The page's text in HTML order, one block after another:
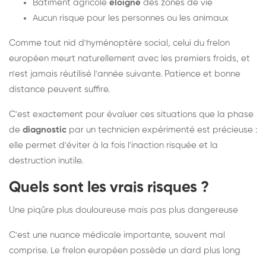
Bâtiment agricole éloigné des zones de vie
Aucun risque pour les personnes ou les animaux
Comme tout nid d'hyménoptère social, celui du frelon
européen meurt naturellement avec les premiers froids, et
n'est jamais réutilisé l'année suivante. Patience et bonne
distance peuvent suffire.
C'est exactement pour évaluer ces situations que la phase
de diagnostic par un technicien expérimenté est précieuse :
elle permet d'éviter à la fois l'inaction risquée et la
destruction inutile.
Quels sont les vrais risques ?
Une piqûre plus douloureuse mais pas plus dangereuse
C'est une nuance médicale importante, souvent mal
comprise. Le frelon européen possède un dard plus long